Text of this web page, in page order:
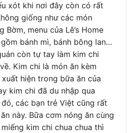
xót khi nơi đây còn có rất
giống như các món
Bờm, menu của Lê’s Home
bánh mì, bánh bông lan…
còn tự tay làm kim chi
Kim chi là món ăn kèm
hiện trong bữa ăn của
kim chi đã du nhập qua
các bạn trẻ Việt cũng rất
này. Bữa cơm nóng ăn cùng
kim chi chua chua thì